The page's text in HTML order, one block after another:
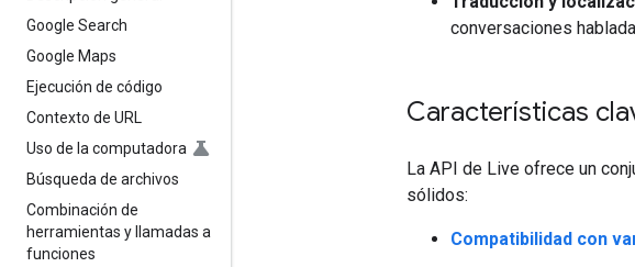
Google Search
Google Maps
Ejecución de código
Contexto de URL
Uso de la computadora
Búsqueda de archivos
Combinación de
herramientas y llamadas a
funciones
conversaciones
Características
La API de Live ofrece un
sólidos:
Compatibilidad con